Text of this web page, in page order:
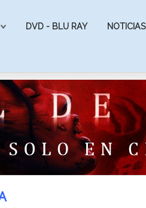
DVD - BLU RAY NOTICIAS